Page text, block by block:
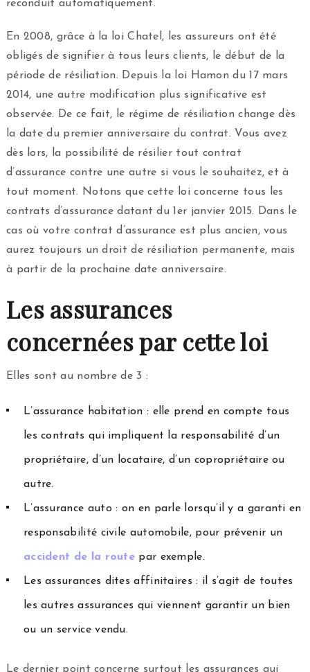
reconduit automatiquement.
En 2008, grâce à la loi Chatel, les assureurs ont été
obligés de signifier à tous leurs clients, le début de la
période de résiliation. Depuis la loi Hamon du 17 mars
2014, une autre modification plus significative est
observée. De ce fait, le régime de résiliation change dès
la date du premier anniversaire du contrat. Vous avez
dès lors, la possibilité de résilier tout contrat
d’assurance contre une autre si vous le souhaitez, et à
tout moment. Notons que cette loi concerne tous les
contrats d’assurance datant du 1er janvier 2015. Dans le
cas où votre contrat d’assurance est plus ancien, vous
aurez toujours un droit de résiliation permanente, mais
à partir de la prochaine date anniversaire.
Les assurances
concernées par cette loi
Elles sont au nombre de 3 :
L’assurance habitation : elle prend en compte tous
les contrats qui impliquent la responsabilité d’un
propriétaire, d’un locataire, d’un copropriétaire ou
autre.
L’assurance auto : on en parle lorsqu’il y a garanti en
responsabilité civile automobile, pour prévenir un
accident de la route par exemple.
Les assurances dites affinitaires : il s’agit de toutes
les autres assurances qui viennent garantir un bien
ou un service vendu.
Le dernier point concerne surtout les assurances qui